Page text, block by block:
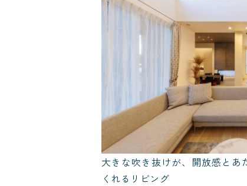
大きな吹き抜けが、開放感とあ
くれるリビング